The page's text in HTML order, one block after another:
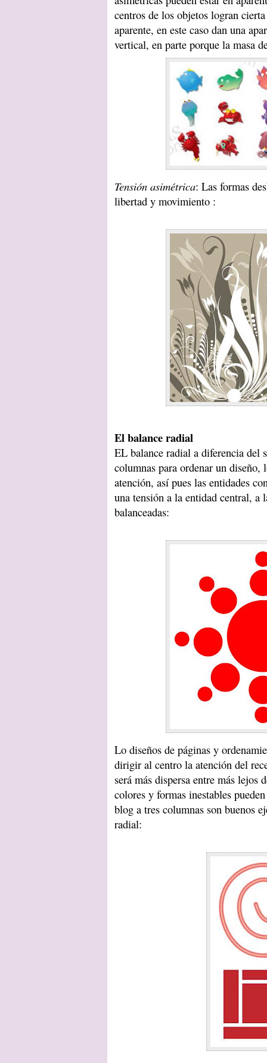
centros de los objetos logran
aparente, en este caso dan una
vertical, en parte porque la masa
Tensión asimétrica: Las formas
libertad y movimiento :
El balance radial
EL balance radial a diferencia del
columnas para ordenar un diseño,
atención, así pues las entidades
una tensión a la entidad central, a
balanceadas:
Lo diseños de páginas y
dirigir al centro la atención del
será más dispersa entre más lejos
colores y formas inestables
blog a tres columnas son buenos
radial: